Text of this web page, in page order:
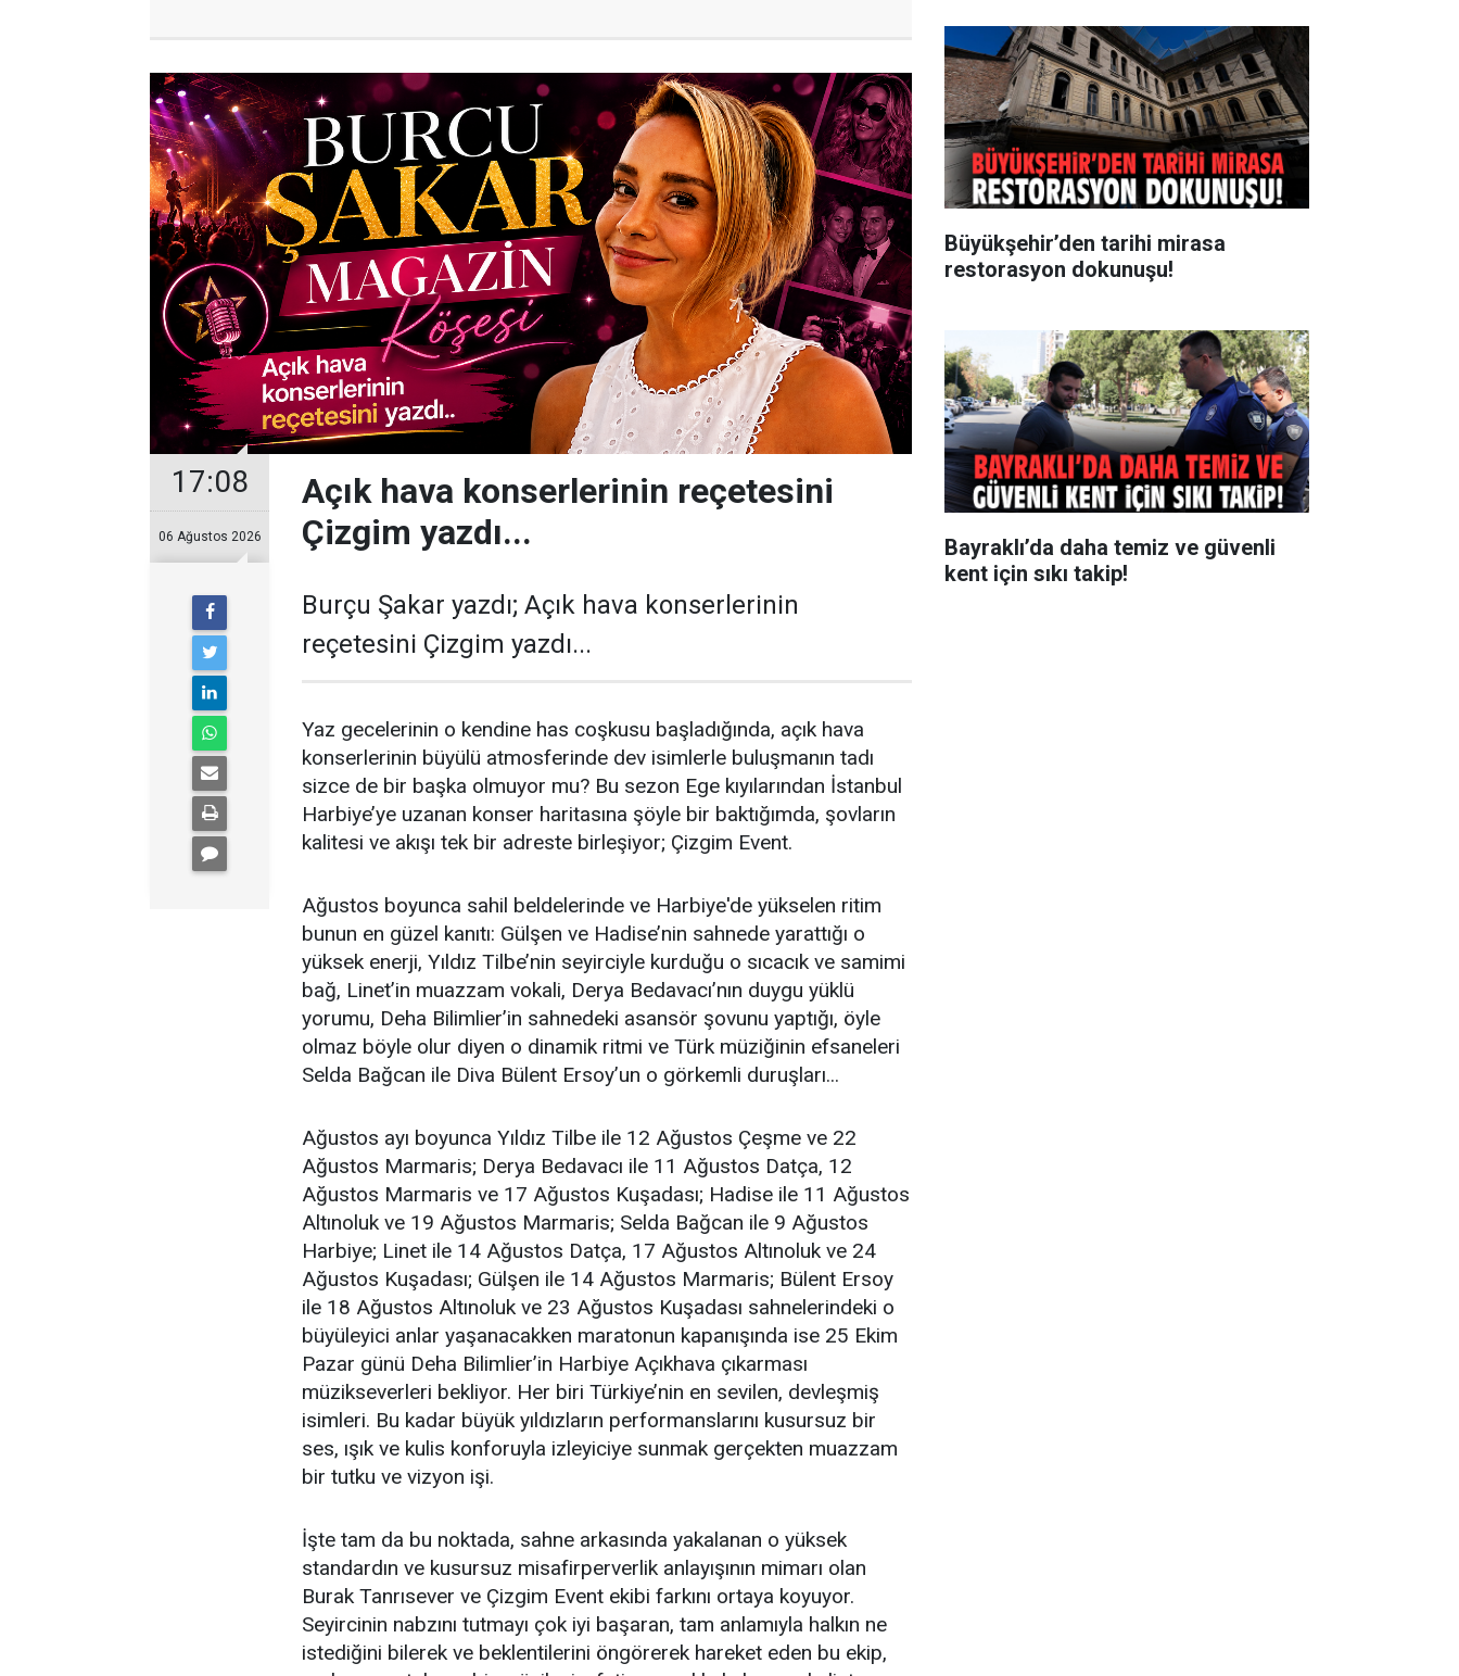
17:08
06 Ağustos 2026
Açık hava konserlerinin reçetesini
Çizgim yazdı...
Burçu Şakar yazdı; Açık hava konserlerinin
reçetesini Çizgim yazdı...
Yaz gecelerinin o kendine has coşkusu başladığında, açık hava
konserlerinin büyülü atmosferinde dev isimlerle buluşmanın tadı
sizce de bir başka olmuyor mu? Bu sezon Ege kıyılarından İstanbul
Harbiye’ye uzanan konser haritasına şöyle bir baktığımda, şovların
kalitesi ve akışı tek bir adreste birleşiyor; Çizgim Event.
Ağustos boyunca sahil beldelerinde ve Harbiye'de yükselen ritim
bunun en güzel kanıtı: Gülşen ve Hadise’nin sahnede yarattığı o
yüksek enerji, Yıldız Tilbe’nin seyirciyle kurduğu o sıcacık ve samimi
bağ, Linet’in muazzam vokali, Derya Bedavacı’nın duygu yüklü
yorumu, Deha Bilimlier’in sahnedeki asansör şovunu yaptığı, öyle
olmaz böyle olur diyen o dinamik ritmi ve Türk müziğinin efsaneleri
Selda Bağcan ile Diva Bülent Ersoy’un o görkemli duruşları...
Ağustos ayı boyunca Yıldız Tilbe ile 12 Ağustos Çeşme ve 22
Ağustos Marmaris; Derya Bedavacı ile 11 Ağustos Datça, 12
Ağustos Marmaris ve 17 Ağustos Kuşadası; Hadise ile 11 Ağustos
Altınoluk ve 19 Ağustos Marmaris; Selda Bağcan ile 9 Ağustos
Harbiye; Linet ile 14 Ağustos Datça, 17 Ağustos Altınoluk ve 24
Ağustos Kuşadası; Gülşen ile 14 Ağustos Marmaris; Bülent Ersoy
ile 18 Ağustos Altınoluk ve 23 Ağustos Kuşadası sahnelerindeki o
büyüleyici anlar yaşanacakken maratonun kapanışında ise 25 Ekim
Pazar günü Deha Bilimlier’in Harbiye Açıkhava çıkarması
müzikseverleri bekliyor. Her biri Türkiye’nin en sevilen, devleşmiş
isimleri. Bu kadar büyük yıldızların performanslarını kusursuz bir
ses, ışık ve kulis konforuyla izleyiciye sunmak gerçekten muazzam
bir tutku ve vizyon işi.
İşte tam da bu noktada, sahne arkasında yakalanan o yüksek
standardın ve kusursuz misafirperverlik anlayışının mimarı olan
Burak Tanrısever ve Çizgim Event ekibi farkını ortaya koyuyor.
Seyircinin nabzını tutmayı çok iyi başaran, tam anlamıyla halkın ne
istediğini bilerek ve beklentilerini öngörerek hareket eden bu ekip,
Büyükşehir’den tarihi mirasa
restorasyon dokunuşu!
Bayraklı’da daha temiz ve güvenli
kent için sıkı takip!